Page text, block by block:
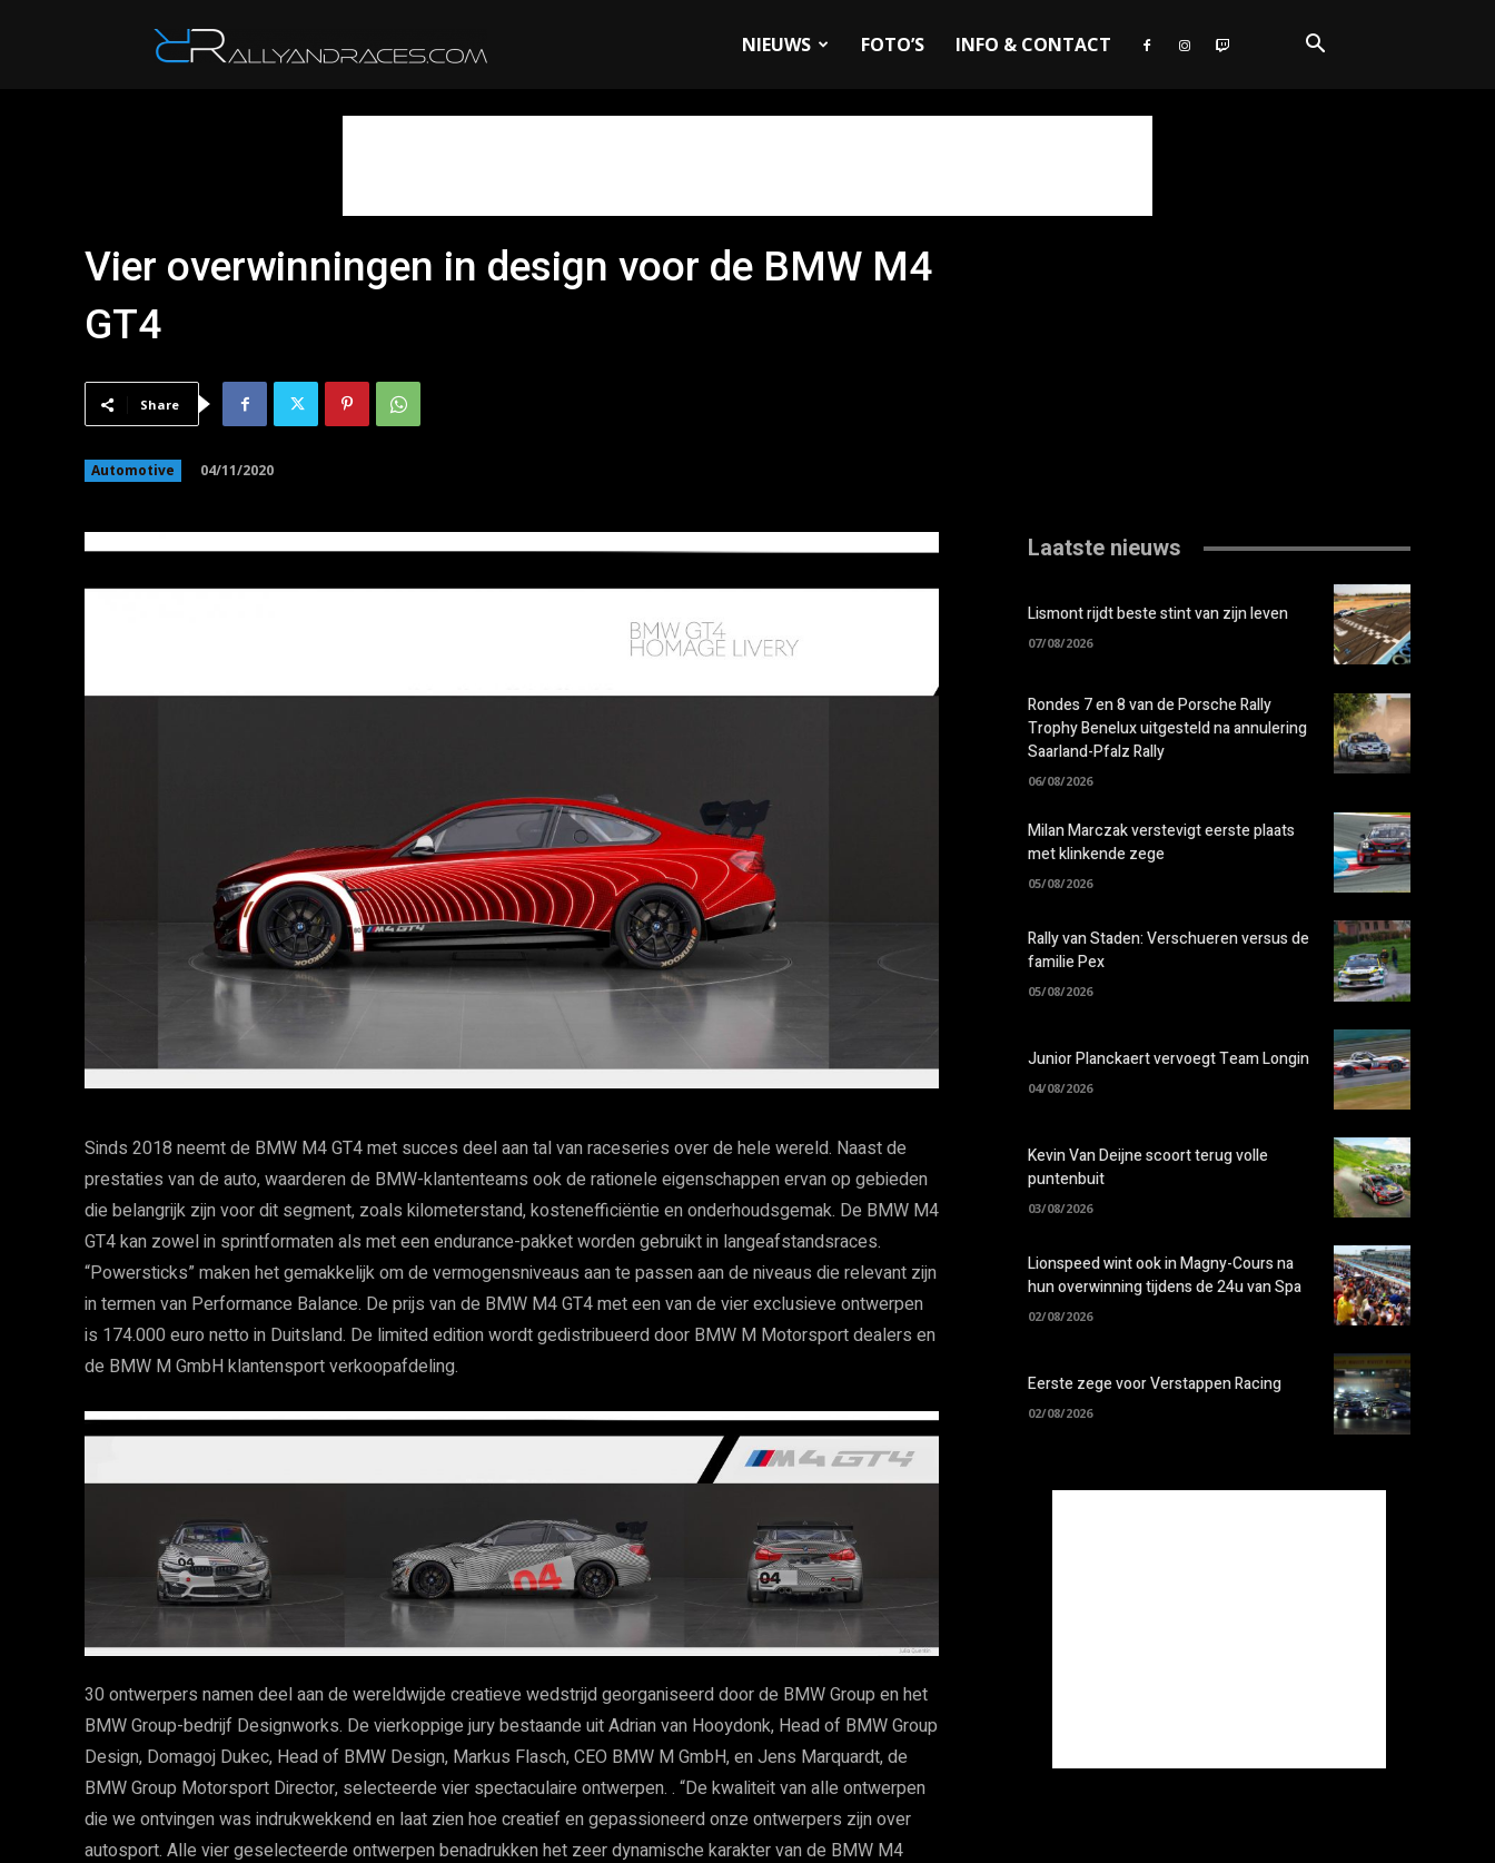
NIEUWS FOTO’S INFO & CONTACT
Vier overwinningen in design voor de BMW M4
GT4
Share
Automotive 04/11/2020
Sinds 2018 neemt de BMW M4 GT4 met succes deel aan tal van raceseries over de hele wereld. Naast de
prestaties van de auto, waarderen de BMW-klantenteams ook de rationele eigenschappen ervan op gebieden
die belangrijk zijn voor dit segment, zoals kilometerstand, kostenefficiëntie en onderhoudsgemak. De BMW M4
GT4 kan zowel in sprintformaten als met een endurance-pakket worden gebruikt in langeafstandsraces.
“Powersticks” maken het gemakkelijk om de vermogensniveaus aan te passen aan de niveaus die relevant zijn
in termen van Performance Balance. De prijs van de BMW M4 GT4 met een van de vier exclusieve ontwerpen
is 174.000 euro netto in Duitsland. De limited edition wordt gedistribueerd door BMW M Motorsport dealers en
de BMW M GmbH klantensport verkoopafdeling.
30 ontwerpers namen deel aan de wereldwijde creatieve wedstrijd georganiseerd door de BMW Group en het
BMW Group-bedrijf Designworks. De vierkoppige jury bestaande uit Adrian van Hooydonk, Head of BMW Group
Design, Domagoj Dukec, Head of BMW Design, Markus Flasch, CEO BMW M GmbH, en Jens Marquardt, de
BMW Group Motorsport Director, selecteerde vier spectaculaire ontwerpen. . “De kwaliteit van alle ontwerpen
die we ontvingen was indrukwekkend en laat zien hoe creatief en gepassioneerd onze ontwerpers zijn over
autosport. Alle vier geselecteerde ontwerpen benadrukken het zeer dynamische karakter van de BMW M4
Laatste nieuws
Lismont rijdt beste stint van zijn leven
07/08/2026
Rondes 7 en 8 van de Porsche Rally
Trophy Benelux uitgesteld na annulering
Saarland-Pfalz Rally
06/08/2026
Milan Marczak verstevigt eerste plaats
met klinkende zege
05/08/2026
Rally van Staden: Verschueren versus de
familie Pex
05/08/2026
Junior Planckaert vervoegt Team Longin
04/08/2026
Kevin Van Deijne scoort terug volle
puntenbuit
03/08/2026
Lionspeed wint ook in Magny-Cours na
hun overwinning tijdens de 24u van Spa
02/08/2026
Eerste zege voor Verstappen Racing
02/08/2026